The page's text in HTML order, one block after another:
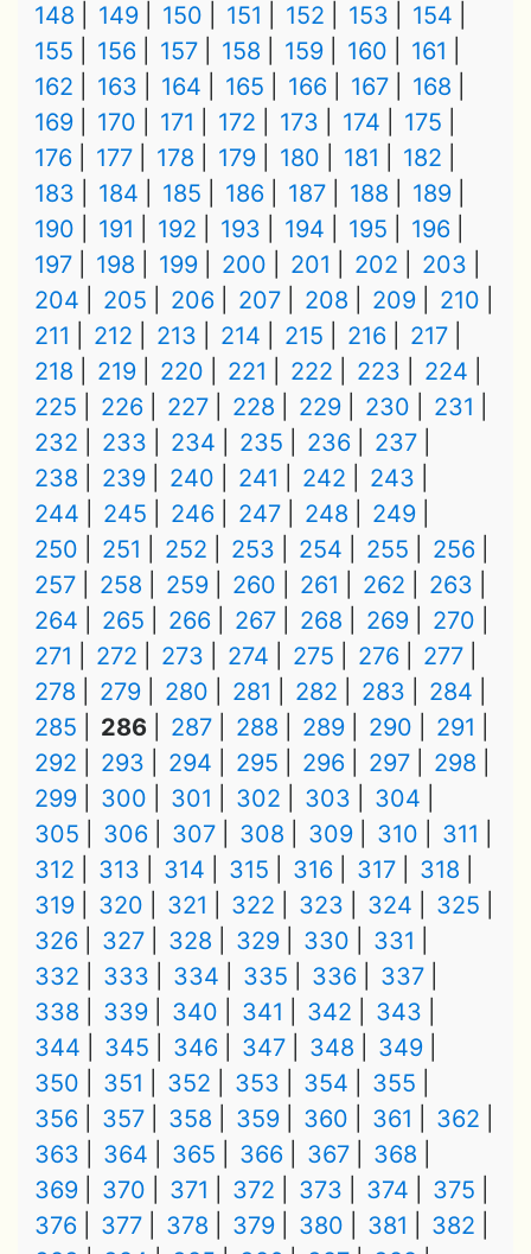
148
149 150 151 152 153
154
155
156 157 158 159 160
161
162
163 164 165 166 167
168
169
170 171 172 173 174
175
176
177 178 179 180 181
182
183
184 185 186 187 188
189
190
191 192 193 194 195
196
197
198 199 200 201 202
203
204
205 206 207 208 209
210
211
212 213 214 215 216
217
218
219 220 221 222 223
224
225
226 227 228 229 230
231
232
233 234 235 236
237
238
239 240 241 242
243
244
245 246 247 248
249
250
251 252 253 254 255
256
257
258 259 260 261 262
263
264
265 266 267 268 269
270
271
272 273 274 275 276
277
278
279 280 281 282 283
284
285
286 287 288 289 290
291
292
293 294 295 296 297
298
299
300 301 302 303
304
305
306 307 308 309 310
311
312
313 314 315 316 317
318
319
320 321 322 323 324
325
326
327 328 329 330
331
332
333 334 335 336
337
338
339 340 341 342
343
344
345 346 347 348
349
350
351 352 353 354
355
356
357 358 359 360 361
362
363
364 365 366 367
368
369
370 371 372 373 374
375
376
377 378 379 380 381
382